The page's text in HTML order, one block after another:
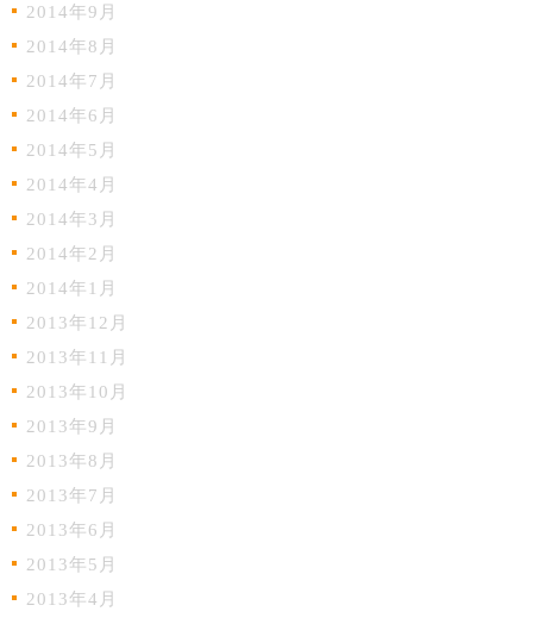
2014年9月
2014年8月
2014年7月
2014年6月
2014年5月
2014年4月
2014年3月
2014年2月
2014年1月
2013年12月
2013年11月
2013年10月
2013年9月
2013年8月
2013年7月
2013年6月
2013年5月
2013年4月